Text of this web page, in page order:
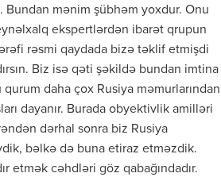
Bundan mənim şübhəm yoxdur. Onu
ekspertlərdən ibarət qrupun
rəsmi qaydada bizə təklif etmişdi
Biz isə qəti şəkildə bundan imtina
daha çox Rusiya məmurlarından
dayanır. Burada obyektivlik amilləri
dərhal sonra biz Rusiya
bəlkə də buna etiraz etməzdik.
etmək cəhdləri göz qabağındadır.